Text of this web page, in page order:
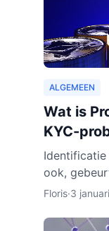
ALGEMEEN
Wat is
KYC-
ook,
DigiD van
moeten we
Floris·3